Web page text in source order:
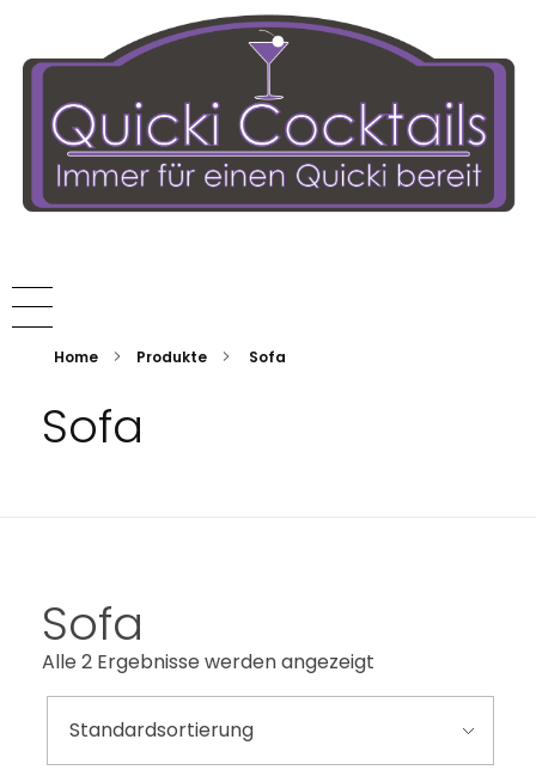
Home Produkte Sofa
Sofa
Sofa
Alle 2 Ergebnisse werden angezeigt